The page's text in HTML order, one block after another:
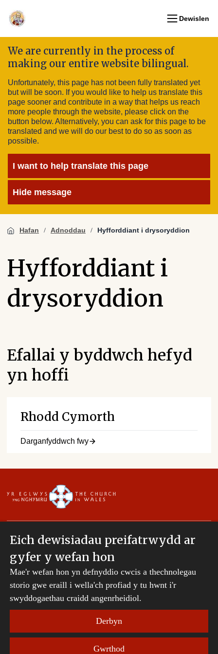
Dewislen
We are currently in the process of
making our entire website bilingual.
Unfortunately, this page has not been fully translated yet
but will be soon. If you would like to help us translate this
page sooner and contribute in a way that helps us reach
more people through the website, please click on the
button below. Alternatively, you can ask for this page to be
translated and we will do our best to do so as soon as
possible.
I want to help translate this page
Hide message
Hafan Adnoddau Hyfforddiant i drysoryddion
Hyfforddiant i
drysoryddion
Efallai y byddwch hefyd
yn hoffi
Rhodd Cymorth
Darganfyddwch fwy
Hawlfraint © 2007-2026 Esgobaeth Tyddewi. Cedwir
pob hawl.
Mae Bwrdd Cyllid Esgobaeth Tyddewi yn gwmni
sydd wedi'i gofrestru yng Nghymru a Lloegr.
Telerau ac Amodau Gwefan|Cwcis|Cefnogaeth o
Hysbysiad preifatrwydd|
Eich dewisiadau preifatrwydd ar
gyfer y wefan hon
Mae'r wefan hon yn defnyddio cwcis a thechnolegau
storio gwe eraill i wella'ch profiad y tu hwnt i'r
swyddogaethau craidd angenrheidiol.
Derbyn
Gwrthod